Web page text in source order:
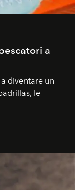
a
diventare un
le